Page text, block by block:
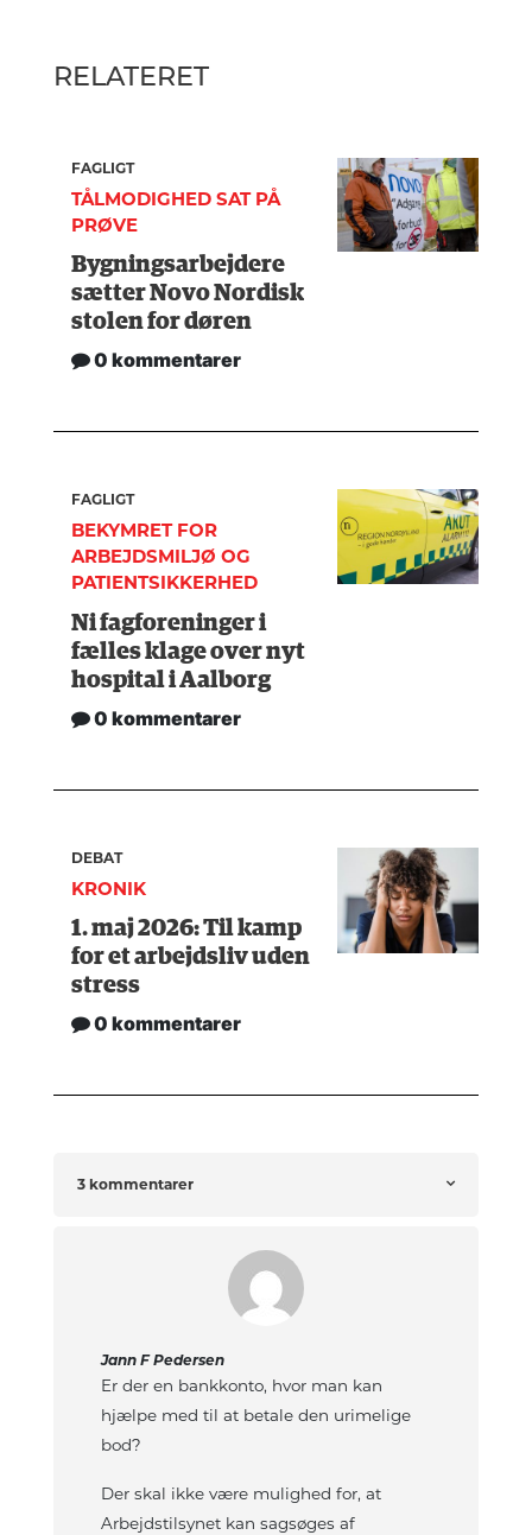
RELATERET
FAGLIGT
TÅLMODIGHED SAT PÅ
PRØVE
Bygningsarbejdere
sætter Novo Nordisk
stolen for døren
0 kommentarer
FAGLIGT
BEKYMRET FOR
ARBEJDSMILJØ OG
PATIENTSIKKERHED
Ni fagforeninger i
fælles klage over nyt
hospital i Aalborg
0 kommentarer
DEBAT
KRONIK
1. maj 2026: Til kamp
for et arbejdsliv uden
stress
0 kommentarer
3 kommentarer
Jann F Pedersen
Er der en bankkonto, hvor man kan
hjælpe med til at betale den urimelige
bod?
Der skal ikke være mulighed for, at
Arbejdstilsynet kan sagsøges af